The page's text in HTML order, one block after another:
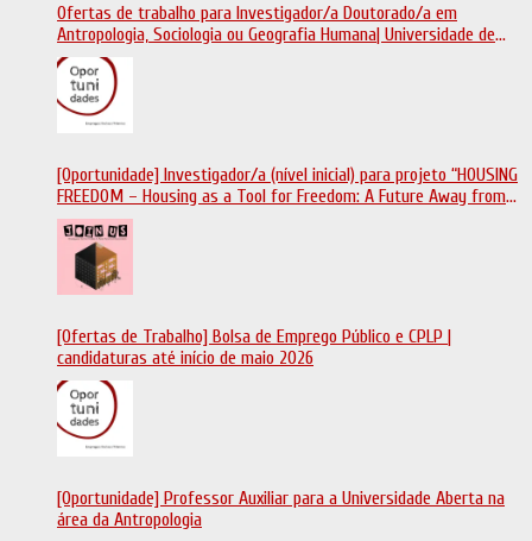
Ofertas de trabalho para Investigador/a Doutorado/a em
Antropologia, Sociologia ou Geografia Humana| Universidade de
Coimbra | Candidaturas até 29 de maio 2026
[Oportunidade] Investigador/a (nível inicial) para projeto “HOUSING
FREEDOM – Housing as a Tool for Freedom: A Future Away from
Incarceration” | até 8 de maio
[Ofertas de Trabalho] Bolsa de Emprego Público e CPLP |
candidaturas até início de maio 2026
[Oportunidade] Professor Auxiliar para a Universidade Aberta na
área da Antropologia